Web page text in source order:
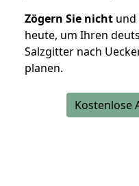
Zögern Sie nicht und
heute, um Ihren
Salzgitter nach
planen.
Kostenlose